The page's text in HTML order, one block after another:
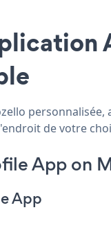
de votre
App on
App